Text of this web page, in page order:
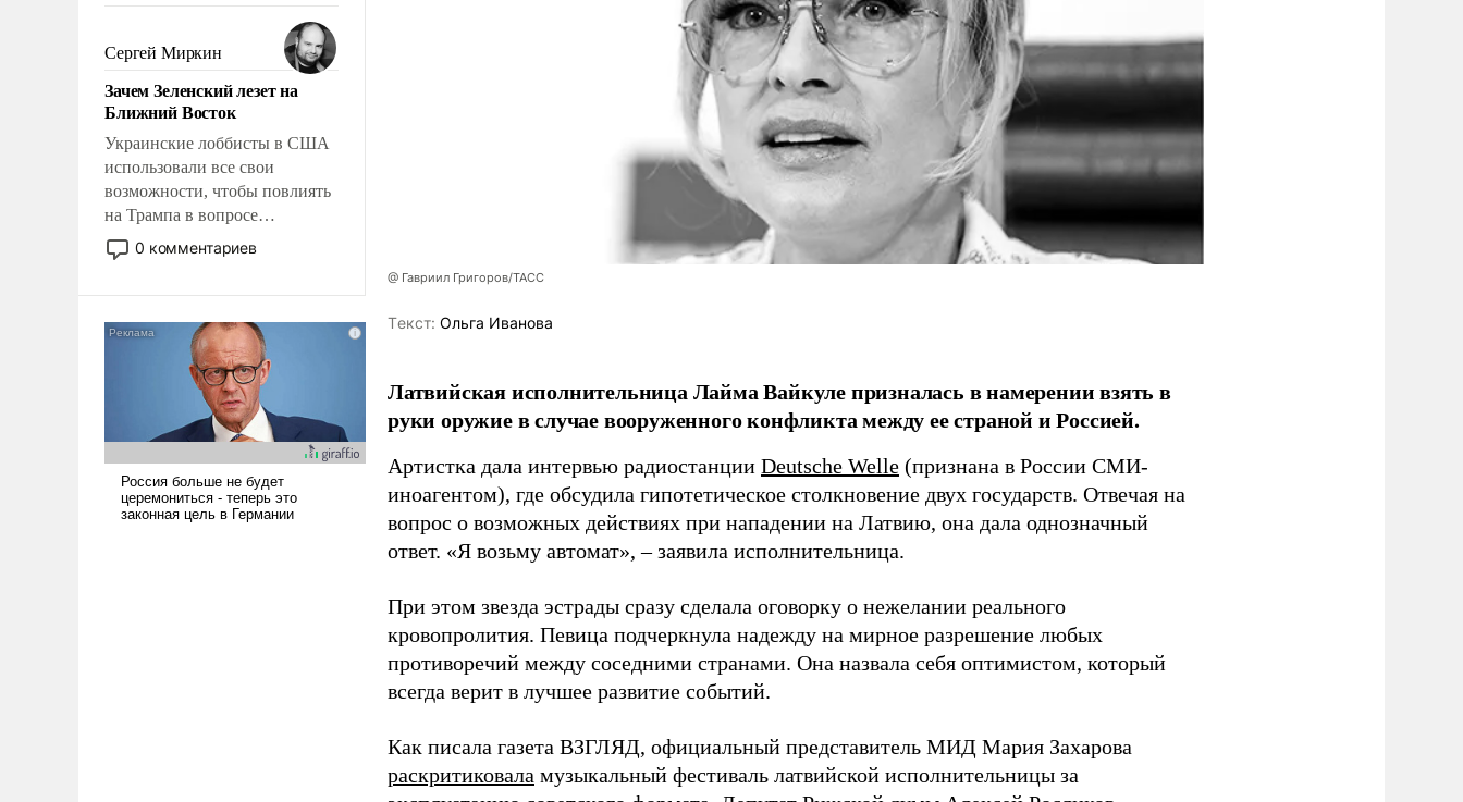
псевдонаучной фантастики,
стало всерьез обсуждаемой
идеей.
Сергей Миркин
Зачем Зеленский лезет на
Ближний Восток
Украинские лоббисты в США
использовали все свои
возможности, чтобы повлиять
на Трампа в вопросе
предоставления вооружений
своим нанимателям. Вероятно,
голову мысль: хорошо бы
продемонстрировать, что
Украина вступила в
вооруженное противостояние
с Ираном.
0 комментариев
@ Гавриил Григоров/ТАСС
Tекст: Ольга Иванова
Латвийская исполнительница Лайма Вайкуле призналась в намерении взять в
руки оружие в случае вооруженного конфликта между ее страной и Россией.
Артистка дала интервью радиостанции Deutsche Welle (признана в России СМИ-
иноагентом), где обсудила гипотетическое столкновение двух государств. Отвечая на
вопрос о возможных действиях при нападении на Латвию, она дала однозначный
ответ. «Я возьму автомат», – заявила исполнительница.
При этом звезда эстрады сразу сделала оговорку о нежелании реального
кровопролития. Певица подчеркнула надежду на мирное разрешение любых
противоречий между соседними странами. Она назвала себя оптимистом, который
всегда верит в лучшее развитие событий.
Как писала газета ВЗГЛЯД, официальный представитель МИД Мария Захарова
раскритиковала музыкальный фестиваль латвийской исполнительницы за